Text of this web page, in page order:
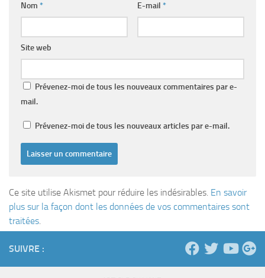
Nom * E-mail *
Site web
Prévenez-moi de tous les nouveaux commentaires par e-
mail.
Prévenez-moi de tous les nouveaux articles par e-mail.
Ce site utilise Akismet pour réduire les indésirables. En savoir
plus sur la façon dont les données de vos commentaires sont
traitées.
SUIVRE :